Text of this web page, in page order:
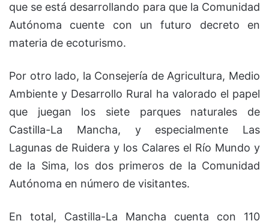
que se está desarrollando para que la Comunidad
Autónoma cuente con un futuro decreto en
materia de ecoturismo.
Por otro lado, la Consejería de Agricultura, Medio
Ambiente y Desarrollo Rural ha valorado el papel
que juegan los siete parques naturales de
Castilla-La Mancha, y especialmente Las
Lagunas de Ruidera y los Calares el Río Mundo y
de la Sima, los dos primeros de la Comunidad
Autónoma en número de visitantes.
En total, Castilla-La Mancha cuenta con 110